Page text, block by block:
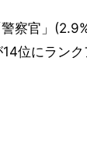
察官」
位にランク